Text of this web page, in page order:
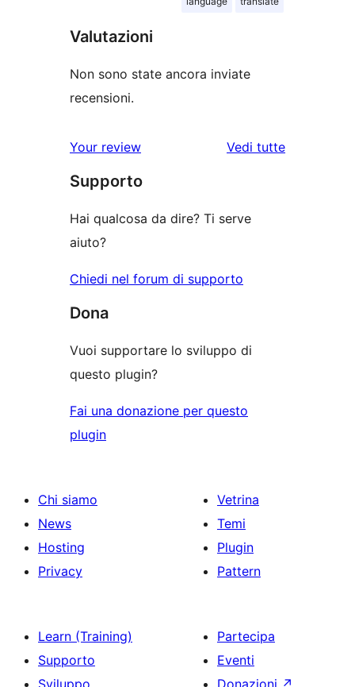
Valutazioni
Non sono state ancora inviate
recensioni.
Your review Vedi tuttele
Supporto
Hai qualcosa da dire? Ti serve
aiuto?
Chiedi nel forum di supporto
Dona
Vuoi supportare lo sviluppo di
questo plugin?
Fai una donazione per questo
plugin
Chi siamo
News
Hosting
Privacy
Vetrina
Temi
Plugin
Pattern
Learn (Training)
Supporto
Sviluppo
Partecipa
Eventi
Donazioni ↗